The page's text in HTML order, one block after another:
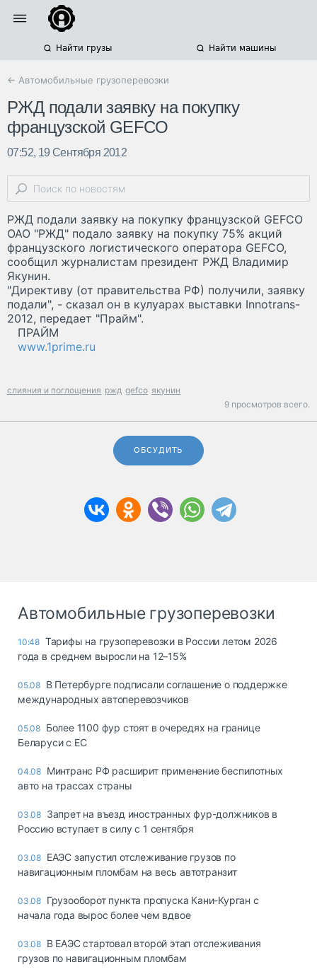
Найти грузы Найти машины
← Автомобильные грузоперевозки
РЖД подали заявку на покупку
французской GEFCO
07:52, 19 Сентября 2012
РЖД подали заявку на покупку французской GEFCO
ОАО "РЖД" подало заявку на покупку 75% акций
французского логистического оператора GEFCO,
сообщил журналистам президент РЖД Владимир
Якунин.
"Директиву (от правительства РФ) получили, заявку
подали", - сказал он в кулуарах выставки Innotrans-
2012, передает "Прайм".
ПРАЙМ
www.1prime.ru
слияния и поглощения ржд gefco якунин
9 просмотров всего.
ОБСУДИТЬ
Автомобильные грузоперевозки
10:48 Тарифы на грузоперевозки в России летом 2026
года в среднем выросли на 12–15%
05.08 В Петербурге подписали соглашение о поддержке
международных автоперевозчиков
05.08 Более 1100 фур стоят в очередях на границе
Беларуси с ЕС
04.08 Минтранс РФ расширит применение беспилотных
авто на трассах страны
03.08 Запрет на въезд иностранных фур-должников в
Россию вступает в силу с 1 сентября
03.08 ЕАЭС запустил отслеживание грузов по
навигационным пломбам на весь автотранзит
03.08 Грузооборот пункта пропуска Кани-Курган с
начала года вырос более чем вдвое
03.08 В ЕАЭС стартовал второй этап отслеживания
грузов по навигационным пломбам